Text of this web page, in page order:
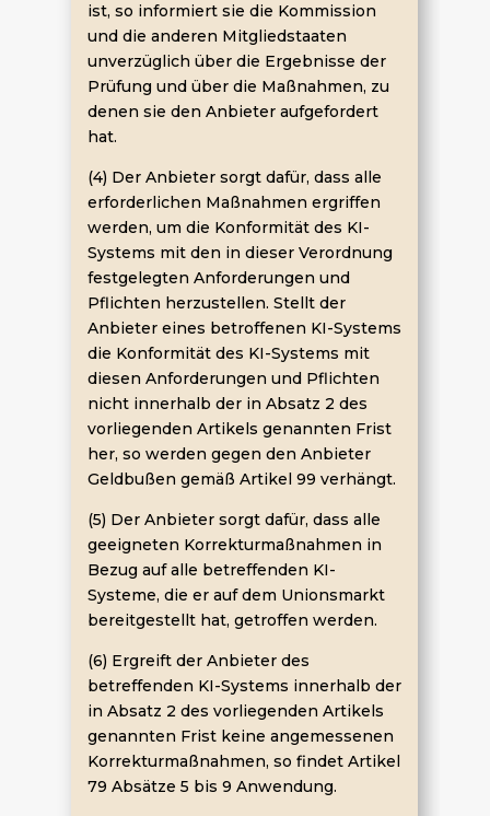
ist, so informiert sie die Kommission
und die anderen Mitgliedstaaten
unverzüglich über die Ergebnisse der
Prüfung und über die Maßnahmen, zu
denen sie den Anbieter aufgefordert
hat.
(4) Der Anbieter sorgt dafür, dass alle
erforderlichen Maßnahmen ergriffen
werden, um die Konformität des KI-
Systems mit den in dieser Verordnung
festgelegten Anforderungen und
Pflichten herzustellen. Stellt der
Anbieter eines betroffenen KI-Systems
die Konformität des KI-Systems mit
diesen Anforderungen und Pflichten
nicht innerhalb der in Absatz 2 des
vorliegenden Artikels genannten Frist
her, so werden gegen den Anbieter
Geldbußen gemäß Artikel 99 verhängt.
(5) Der Anbieter sorgt dafür, dass alle
geeigneten Korrekturmaßnahmen in
Bezug auf alle betreffenden KI-
Systeme, die er auf dem Unionsmarkt
bereitgestellt hat, getroffen werden.
(6) Ergreift der Anbieter des
betreffenden KI-Systems innerhalb der
in Absatz 2 des vorliegenden Artikels
genannten Frist keine angemessenen
Korrekturmaßnahmen, so findet Artikel
79 Absätze 5 bis 9 Anwendung.